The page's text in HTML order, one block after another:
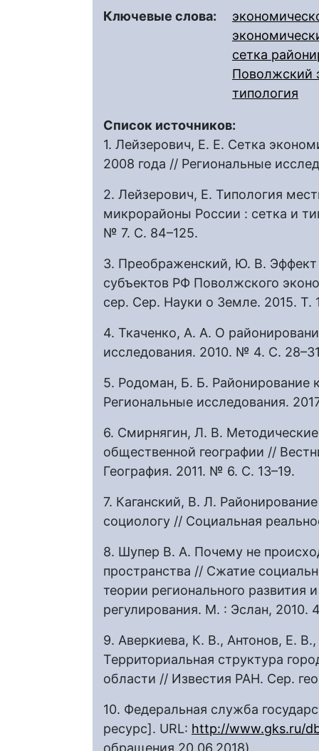
Ключевые слова:
сетка
Поволжский
типология
Список источников:
1. Лейзерович, Е. Е. Сетка
2008 года // Региональные
2. Лейзерович, Е. Типология
микрорайоны России : сетка и
№ 7. С. 84–125.
3. Преображенский, Ю. В. Эффект
субъектов РФ Поволжского
сер. Сер. Науки о Земле. 2015. Т.
4. Ткаченко, А. А. О
исследования. 2010. № 4. С.
5. Родоман, Б. Б. Районирование
Региональные исследования.
6. Смирнягин, Л. В.
общественной географии //
География. 2011. № 6. С. 13–19.
7. Каганский, В. Л.
социологу // Социальная
8. Шупер В. А. Почему не
пространства // Сжатие
теории регионального развития
регулирования. М. : Эслан, 2010.
9. Аверкиева, К. В., Антонов, Е.
Территориальная структура
области // Известия РАН. Сер.
10. Федеральная служба
ресурс]. URL: http://www.gks.ru/
обращения 20.06.2018).